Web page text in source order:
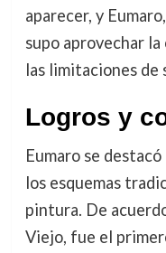
aparecer, y
supo aprovechar
las limitaciones de
Logros y
Eumaro se
los esquemas
pintura. De
Viejo, fue el